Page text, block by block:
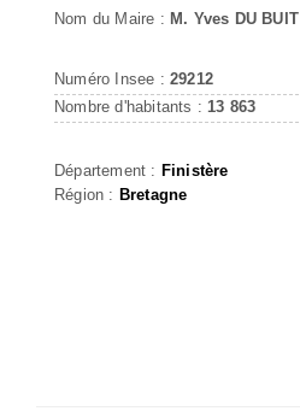
Nom du Maire : M. Yves DU BUIT
Numéro Insee : 29212
Nombre d'habitants : 13 863
Département : Finistère
Région : Bretagne